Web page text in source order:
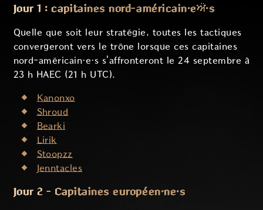
Jour 1 : capitaines nord-américain·eਔ·s
Quelle que soit leur stratégie, toutes les tactiques
convergeront vers le trône lorsque ces capitaines
nord-américain·e·s s'affronteront le 24 septembre à
23 h HAEC (21 h UTC).
Kanonxo
Shroud
Bearki
Lirik
Stoopzz
Jenntacles
Jour 2 - Capitaines européen·ne·s